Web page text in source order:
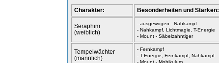
Charakter: Besonderheiten und Stärken:
Seraphim
(weiblich)
- ausgewogen - Nahkampf
- Nahkampf, Lichtmagie, T-Energie
- Mount - Säbelzahntiger
Tempelwächter
(männlich)
- Fernkampf
- T-Energie, Fernkampf, Nahkampf
- Mount - Mobikulum